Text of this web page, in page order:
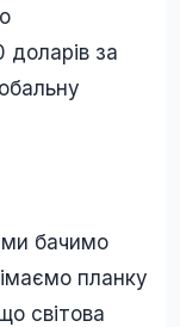
доларів за
ми бачимо
планку
світова